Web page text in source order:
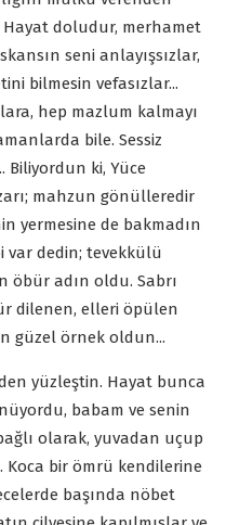
Hayat doludur, merhamet
seni anlayışsızlar,
bilmesin vefasızlar...
hep mazlum kalmayı
bile. Sessiz
Biliyordun ki, Yüce
mahzun gönülleredir
yermesine de bakmadın
var dedin; tevekkülü
öbür adın oldu. Sabrı
dilenen, elleri öpülen
güzel örnek oldun...
yüzleştin. Hayat bunca
babam ve senin
olarak, yuvadan uçup
Koca bir ömrü kendilerine
başında nöbet